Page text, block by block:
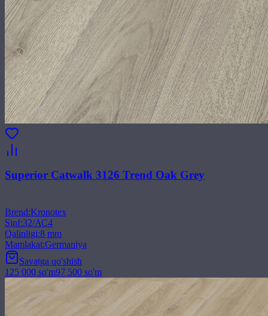
Superior Catwalk 3126 Trend Oak Grey
Brend:Kronotex
Sinf:32/АС4
Qalinligi:8 mm
Mamlakat:Germaniya
Savatga qo'shish
125 000 so'm97 500 so'm